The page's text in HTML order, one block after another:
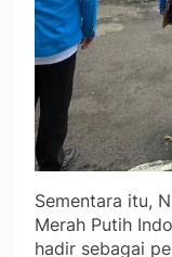
Sementara itu,
Merah Putih
hadir sebagai